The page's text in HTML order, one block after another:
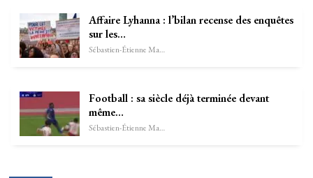
Affaire Lyhanna : l’bilan recense des enquêtes
sur les…
Sébastien-Étienne Marechal
Football : sa siècle déjà terminée devant
même…
Sébastien-Étienne Marechal